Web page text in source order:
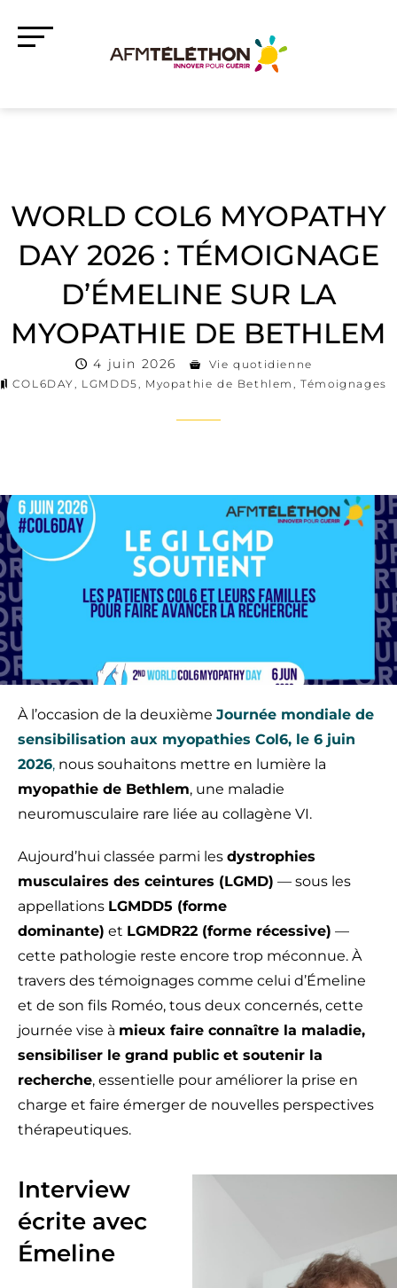
WORLD COL6 MYOPATHY
DAY 2026 : TÉMOIGNAGE
D’ÉMELINE SUR LA
MYOPATHIE DE BETHLEM
4 juin 2026
Vie quotidienne
COL6DAY, LGMDD5, Myopathie de Bethlem,Témoignages
À l’occasion de la deuxième Journée mondiale de
sensibilisation aux myopathies Col6, le 6 juin
2026, nous souhaitons mettre en lumière la
myopathie de Bethlem, une maladie
neuromusculaire rare liée au collagène VI.
Aujourd’hui classée parmi les dystrophies
musculaires des ceintures (LGMD) — sous les
appellations LGMDD5 (forme
dominante) et LGMDR22 (forme récessive) —
cette pathologie reste encore trop méconnue. À
travers des témoignages comme celui d’Émeline
et de son fils Roméo, tous deux concernés, cette
journée vise à mieux faire connaître la maladie,
sensibiliser le grand public et soutenir la
recherche, essentielle pour améliorer la prise en
charge et faire émerger de nouvelles perspectives
thérapeutiques.
Interview
écrite avec
Émeline